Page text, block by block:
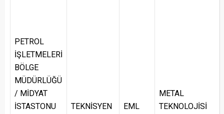
PETROL
İŞLETMELERİ
BÖLGE
MÜDÜRLÜĞÜ
/ MİDYAT
İSTASTONU
TEKNİSYEN EML
METAL
TEKNOLOJİSİ